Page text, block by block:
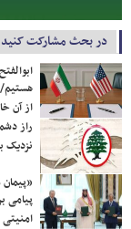
در بحث مشارکت کنید
هستیم/
از آن
راز
نزدیک
پیامی